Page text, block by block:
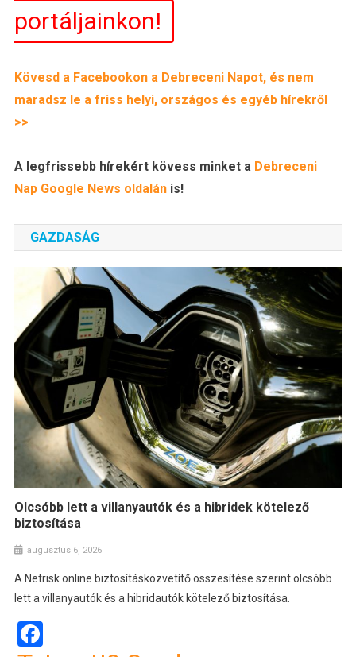
portáljainkon!
Kövesd a Facebookon a Debreceni Napot, és nem
maradsz le a friss helyi, országos és egyéb hírekről
>>
A legfrissebb hírekért kövess minket a Debreceni
Nap Google News oldalán is!
GAZDASÁG
Olcsóbb lett a villanyautók és a hibridek kötelező
biztosítása
augusztus 6, 2026
A Netrisk online biztosításközvetítő összesítése szerint olcsóbb
lett a villanyautók és a hibridautók kötelező biztosítása.